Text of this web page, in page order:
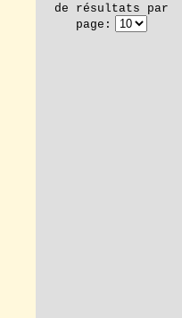
de résultats par
page: